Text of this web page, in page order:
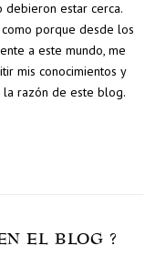
debieron estar cerca.
porque desde los
a este mundo, me
mis conocimientos y
la razón de este blog.
EL BLOG ?